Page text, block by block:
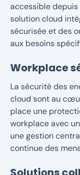
accessible depuis
solution cloud
sécurisée et des
aux besoins
Workplace
La sécurité des
cloud sont au
place une
workplace avec
une gestion
continue des